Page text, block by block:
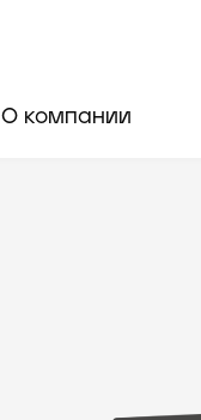
О компании